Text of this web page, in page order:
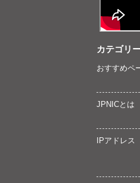
カテゴリ
おすすめペ
JPNICとは
IPアドレス